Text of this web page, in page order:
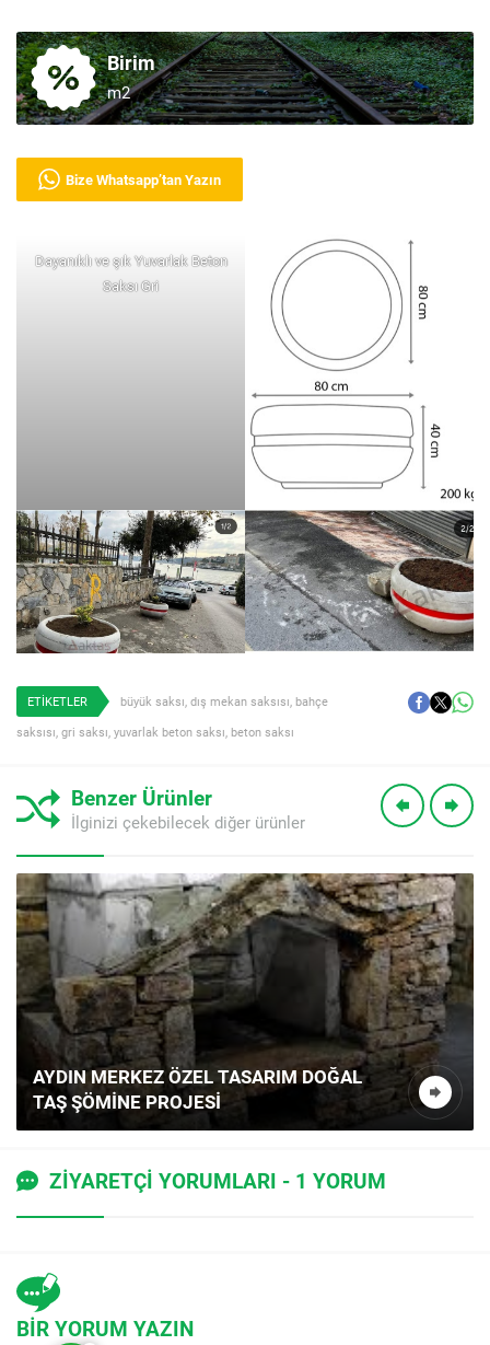
Birim
m2
Bize Whatsapp’tan Yazın
Dayanıklı ve şık Yuvarlak Beton
Saksı Gri
ETİKETLER büyük saksı, dış mekan saksısı, bahçe
saksısı, gri saksı, yuvarlak beton saksı, beton saksı
Benzer Ürünler
İlginizi çekebilecek diğer ürünler
AYDIN MERKEZ ÖZEL TASARIM DOĞAL
TAŞ ŞÖMINE PROJESI
ZİYARETÇİ YORUMLARI - 1 YORUM
BİR YORUM YAZIN
Müşteri Temsilcisi